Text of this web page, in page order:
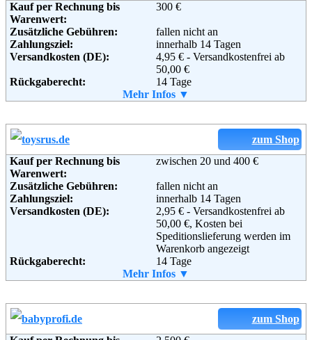
Weiterführende
Informationen:
Adresse:
KIDOH in der Verlagsgruppe
Weltbild GmbH
Steinerne Furt 67
86167 Augsburg
Telefon:
0180 / 53 54 354
0821 / 70 04 - 94 94
Weiterführende
Informationen:
Kauf per Rechnung bis
Warenwert:
300 €
Zusätzliche Gebühren:
fallen nicht an
Zahlungsziel:
innerhalb 14 Tagen
Versandkosten (DE):
4,95 € - Versandkostenfrei ab
50,00 €
Rückgaberecht:
14 Tage
Ja
Weitere Zahlungsmethoden:
Adresse:
Plus Online GmbH
Wissollstraße 5 - 43
45478 Mülheim an der Ruhr
+49 (0) 208 - 882290
Email:
service@plus.de
Weiterführende
Informationen:
Blog,AGB
Mehr Infos ▼
zum Shop
Kauf per Rechnung bis
Warenwert:
zwischen 20 und 400 €
Zusätzliche Gebühren:
fallen nicht an
Zahlungsziel:
innerhalb 14 Tagen
Versandkosten (DE):
2,95 € - Versandkostenfrei ab
50,00 €, Kosten bei
Speditionslieferung werden im
Warenkorb angezeigt
Rückgaberecht:
14 Tage
Ja
Weitere Zahlungsmethoden:
Mehr Infos ▼
zum Shop